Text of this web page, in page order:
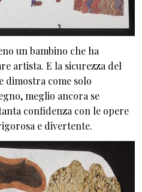
un bambino che ha
artista. E la sicurezza del
dimostra come solo
meglio ancora se
confidenza con le opere
e divertente.